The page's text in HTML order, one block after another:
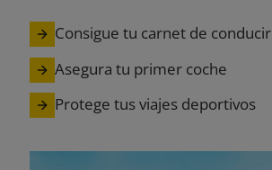
Consigue tu carnet de conducir
Asegura tu primer coche
Protege tus viajes deportivos